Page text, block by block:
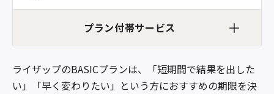
プラン付帯サービス
ライザップのBASICプランは、「短期間で結果を出した
い」「早く変わりたい」という方におすすめの期限を決